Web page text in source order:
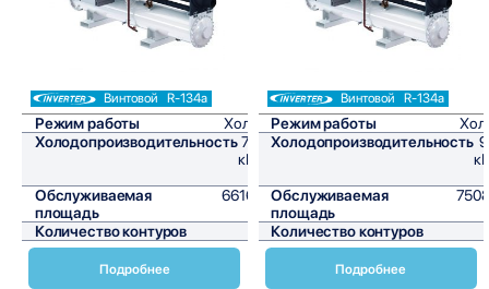
Винтовой R-134a
Режим работы
Холод
Холодопроизводительность 794
кВт/
Обслуживаемая
площадь
6616,7
Количество контуров
Подробнее
Винтовой R-134a
Режим работы
Холодопроизводительность
Обслуживаемая
площадь
Количество контуров
Подробнее